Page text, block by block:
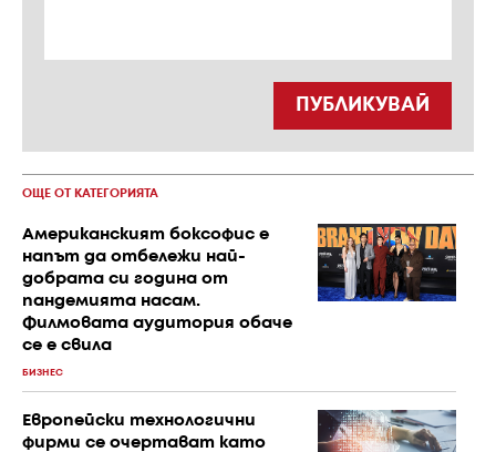
ПУБЛИКУВАЙ
ОЩЕ ОТ КАТЕГОРИЯТА
Американският боксофис е
напът да отбележи най-
добрата си година от
пандемията насам.
Филмовата аудитория обаче
се е свила
БИЗНЕС
Европейски технологични
фирми се очертават като